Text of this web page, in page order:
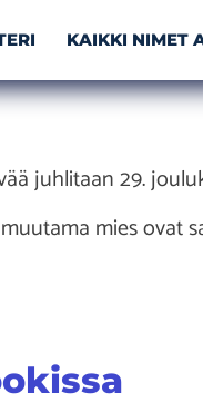
KAIKKI NIMET
juhlitaan 29.
mies ovat